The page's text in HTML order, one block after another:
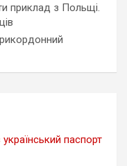
приклад з Польщі.
паспорт